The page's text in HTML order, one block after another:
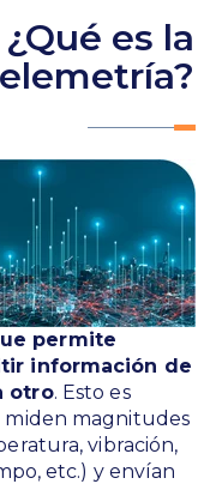
¿Qué es la
permite
información de
otro. Esto es
miden magnitudes
vibración,
etc.) y envían